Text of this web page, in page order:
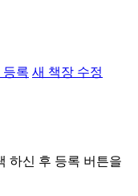
등록 새 책장 수정
하신 후 등록 버튼을